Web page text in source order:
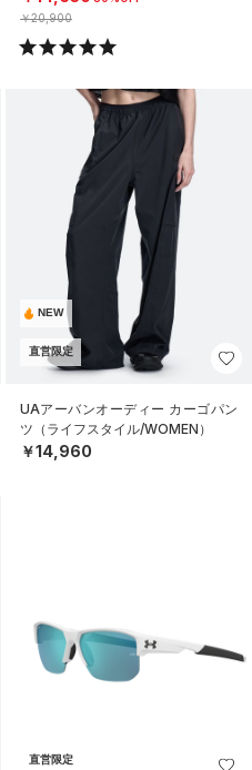
￥20,900
NEW
直営限定
UAアーバンオーディー カーゴパン
ツ（ライフスタイル/WOMEN）
￥14,960
直営限定